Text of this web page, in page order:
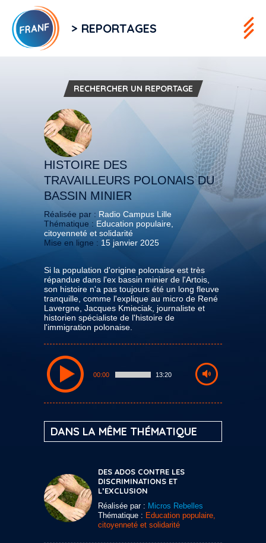
> REPORTAGES
RECHERCHER UN REPORTAGE
HISTOIRE DES
TRAVAILLEURS POLONAIS DU
BASSIN MINIER
Réalisée par : Radio Campus Lille
Thématique : Education populaire,
citoyenneté et solidarité
Mise en ligne : 15 janvier 2025
Si la population d'origine polonaise est très
répandue dans l'ex bassin minier de l'Artois,
son histoire n'a pas toujours été un long fleuve
tranquille, comme l'explique au micro de René
Lavergne, Jacques Kmieciak, journaliste et
historien spécialiste de l'histoire de
l'immigration polonaise.
00:00 13:20
DANS LA MÊME THÉMATIQUE
DES ADOS CONTRE LES
DISCRIMINATIONS ET
L’EXCLUSION
Réalisée par : Micros Rebelles
Thématique : Education populaire,
citoyenneté et solidarité